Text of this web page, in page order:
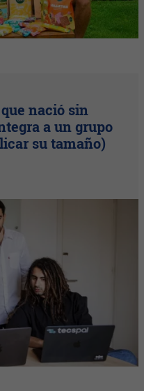
nació sin
a un grupo
su tamaño)